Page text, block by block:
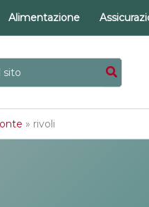
Alimentazione
» rivoli